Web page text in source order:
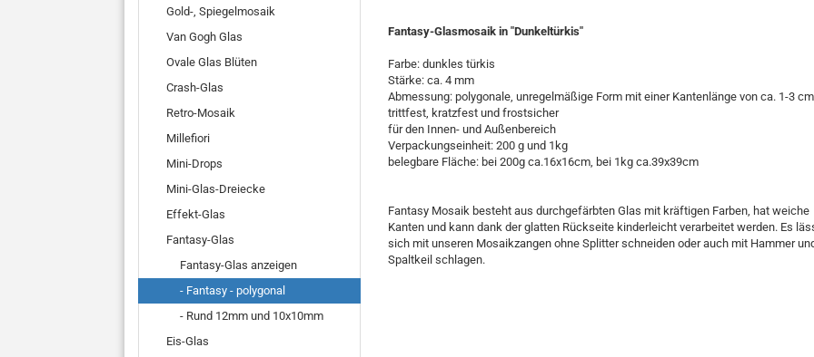
Fantasy-Glasmosaik in "Dunkeltürkis"
Farbe: dunkles türkis
Stärke: ca. 4 mm
Abmessung: polygonale, unregelmäßige Form mit einer Kantenlänge von ca. 1-3 cm
trittfest, kratzfest und frostsicher
für den Innen- und Außenbereich
Verpackungseinheit: 200 g und 1kg
belegbare Fläche: bei 200g ca.16x16cm, bei 1kg ca.39x39cm
Fantasy Mosaik besteht aus durchgefärbten Glas mit kräftigen Farben, hat weiche
Kanten und kann dank der glatten Rückseite kinderleicht verarbeitet werden. Es
sich mit unseren Mosaikzangen ohne Splitter schneiden oder auch mit Hammer
Spaltkeil schlagen.
Gold-, Spiegelmosaik
Van Gogh Glas
Ovale Glas Blüten
Crash-Glas
Retro-Mosaik
Millefiori
Mini-Drops
Mini-Glas-Dreiecke
Effekt-Glas
Fantasy-Glas
Fantasy-Glas anzeigen
- Fantasy - polygonal
- Rund 12mm und 10x10mm
Eis-Glas